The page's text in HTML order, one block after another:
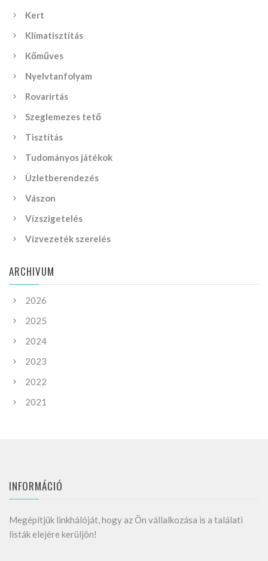
Kert
Klímatisztítás
Kőműves
Nyelvtanfolyam
Rovarirtás
Szeglemezes tető
Tisztítás
Tudományos játékok
Üzletberendezés
Vászon
Vízszigetelés
Vízvezeték szerelés
ARCHIVUM
2026
2025
2024
2023
2022
2021
INFORMÁCIÓ
Megépítjük linkhálóját, hogy az Ön vállalkozása is a találati
listák elejére kerüljön!